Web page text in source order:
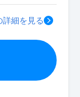
詳細を見る